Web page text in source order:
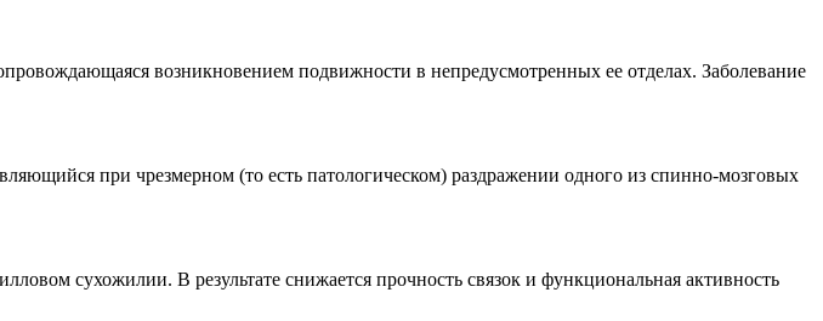
возникновением подвижности в непредусмотренных ее отделах. Заболевание
при чрезмерном (то есть патологическом) раздражении одного из спинно-мозговых
сухожилии. В результате снижается прочность связок и функциональная активность